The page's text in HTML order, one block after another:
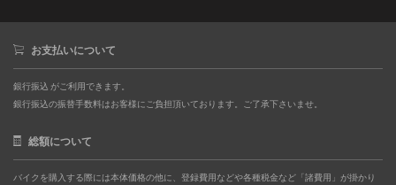
お支払いについて
銀行振込 がご利用できます。
銀行振込の振替手数料はお客様にご負担頂いております。ご了承下さいませ。
総額について
バイクを購入する際には本体価格の他に、登録費用などや各種税金など「諸費用」が掛かり